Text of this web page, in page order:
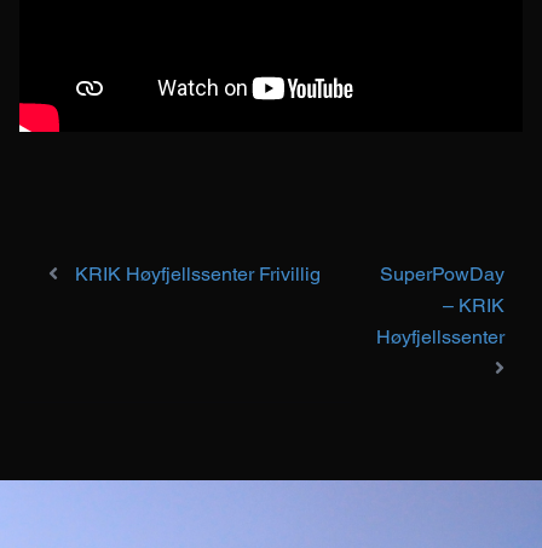
Post navigation
KRIK Høyfjellssenter Frivillig
SuperPowDay
– KRIK
Høyfjellssenter